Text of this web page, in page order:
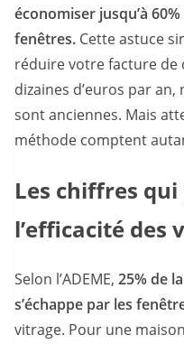
économiser jusqu’à
fenêtres. Cette astuce
réduire votre facture de
dizaines d’euros par
sont anciennes. Mais
méthode comptent
Les chiffres
l’efficacité des
Selon l’ADEME, 25% de
s’échappe par les
vitrage. Pour une